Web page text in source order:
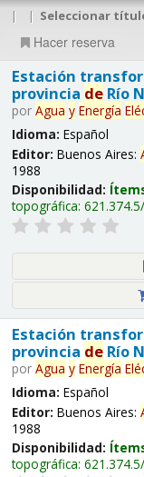
| | Seleccionar
Hacer reserva
Estación
provincia deRío
por Agua y Energía
Idioma: Español
Editor: Buenos Aires:
1988
Disponibilidad:
topográfica:
Estación
provincia deRío
por Agua y Energía
Idioma: Español
Editor: Buenos Aires:
1988
Disponibilidad:
topográfica: